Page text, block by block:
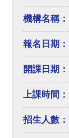
機構名稱：
報名日期：
開課日期：
上課時間：
招生人數：